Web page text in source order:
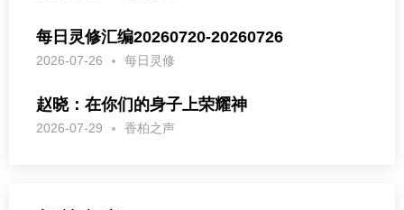
每日灵修汇编20260720-20260726
2026-07-26 每日灵修
赵晓：在你们的身子上荣耀神
2026-07-29 香柏之声